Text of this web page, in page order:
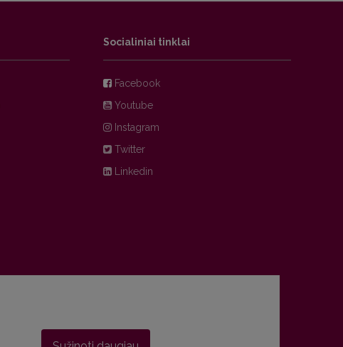
Socialiniai tinklai
Facebook
Youtube
Instagram
Twitter
Linkedin